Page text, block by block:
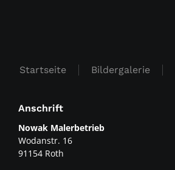
Startseite Bildergalerie
Anschrift
Nowak Malerbetrieb
Wodanstr. 16
91154 Roth